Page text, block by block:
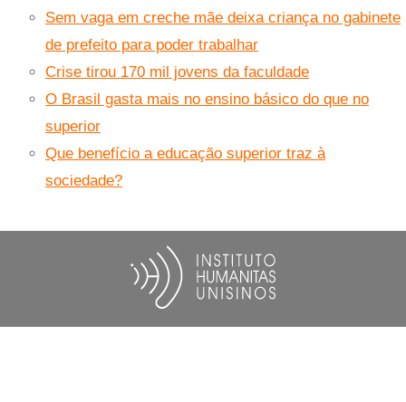
Sem vaga em creche mãe deixa criança no gabinete
de prefeito para poder trabalhar
Crise tirou 170 mil jovens da faculdade
O Brasil gasta mais no ensino básico do que no
superior
Que benefício a educação superior traz à
sociedade?